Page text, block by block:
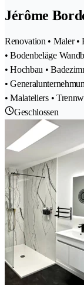
Jérôme
Renovation • Maler •
• Bodenbeläge
• Hochbau •
•
• Malateliers •
Geschlossen